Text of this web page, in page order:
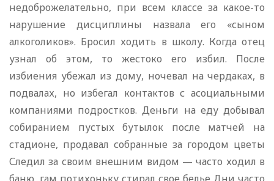
недоброжелательно, при всем классе за какое-то
нарушение дисциплины назвала его «сыном
алкоголиков». Бросил ходить в школу. Когда отец
узнал об этом, то жестоко его избил. После
избиения убежал из дому, ночевал на чердаках, в
подвалах, но избегал контактов с асоциальными
компаниями подростков. Деньги на еду добывал
собиранием пустых бутылок после матчей на
стадионе, продавал собранные за городом цветы
Следил за своим внешним видом — часто ходил в